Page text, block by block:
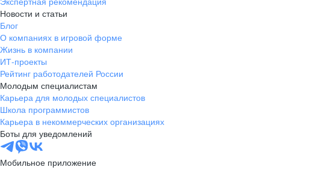
Новости и статьи
Блог
О компаниях в игровой форме
Жизнь в компании
ИТ-проекты
Рейтинг работодателей России
Молодым специалистам
Карьера для молодых специалистов
Школа программистов
Карьера в некоммерческих организациях
Боты для уведомлений
Мобильное приложение